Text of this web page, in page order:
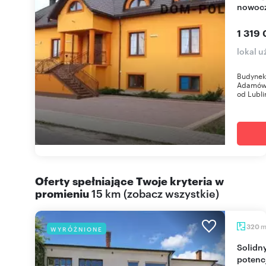
1 319
lokal
od
Oferty spełniające Twoje kryteria w
promieniu15 km (zobacz wszystkie)
WYRÓŻNIONE 320 m
Solidny lokal 320 m² na Karolówce z dużym